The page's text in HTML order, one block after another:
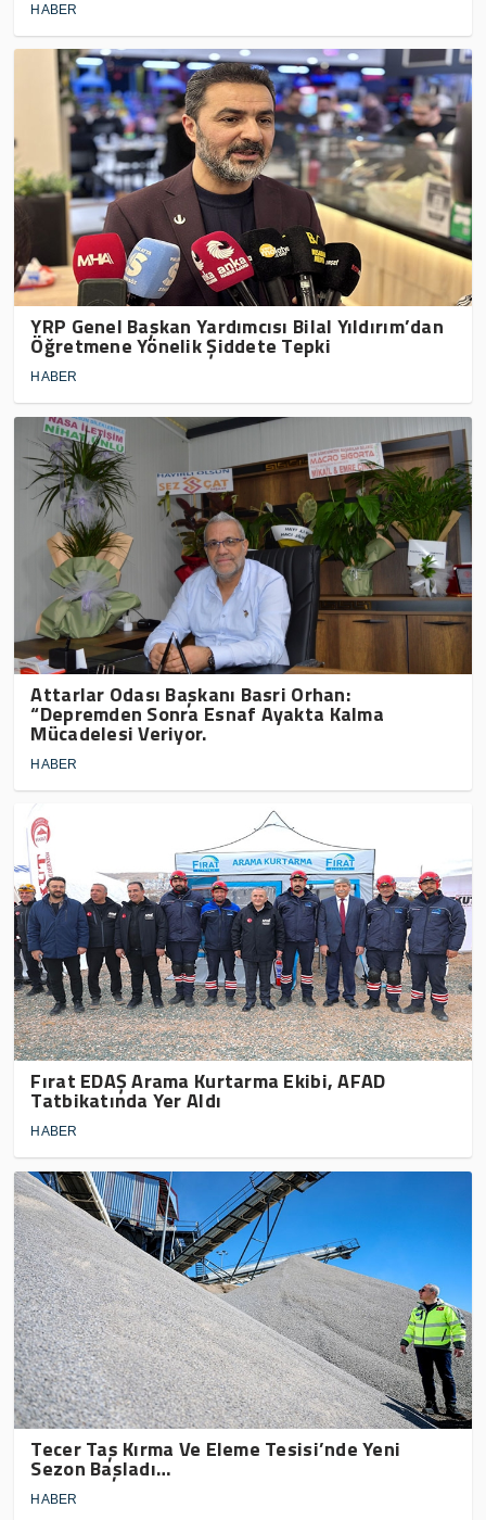
HABER
YRP Genel Başkan Yardımcısı Bilal Yıldırım’dan
Öğretmene Yönelik Şiddete Tepki
HABER
Attarlar Odası Başkanı Basri Orhan:
“Depremden Sonra Esnaf Ayakta Kalma
Mücadelesi Veriyor.
HABER
Fırat EDAŞ Arama Kurtarma Ekibi, AFAD
Tatbikatında Yer Aldı
HABER
Tecer Taş Kırma Ve Eleme Tesisi’nde Yeni
Sezon Başladı…
HABER